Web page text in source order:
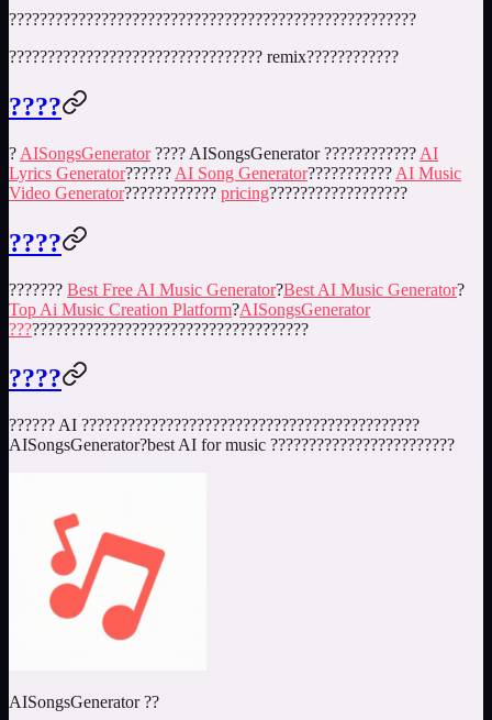
?????????????????????????????????????????????????????
????????????????????????????????? remix????????????
????
? AISongsGenerator???? AISongsGenerator ???????????? AI
Lyrics Generator?????? AI Song Generator??????????? AI Music
Video Generator???????????? pricing??????????????????
????
??????? Best Free AI Music Generator?Best AI Music Generator?
Top Ai Music Creation Platform?AISongsGenerator
???????????????????????????????????????
????
?????? AI ????????????????????????????????????????????
AISongsGenerator?best AI for music ????????????????????????
AISongsGenerator ??